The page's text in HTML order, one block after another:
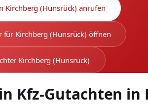
Kirchberg (Hunsrück) anrufen
für Kirchberg (Hunsrück) öffnen
Kirchberg (Hunsrück)
Kfz-Gutachten